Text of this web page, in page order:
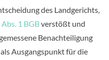
des Landgerichts,
1 BGBverstößt und
Benachteiligung
Ausgangspunkt für die